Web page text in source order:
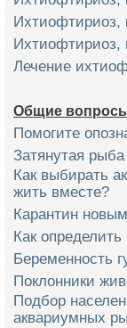
Ихтиофтириоз,
Ихтиофтириоз,
Лечение
Общие
Помогите
Затянутая
Как выбирать
жить вместе?
Карантин
Как
Беременность
Поклонники
Подбор
аквариумных